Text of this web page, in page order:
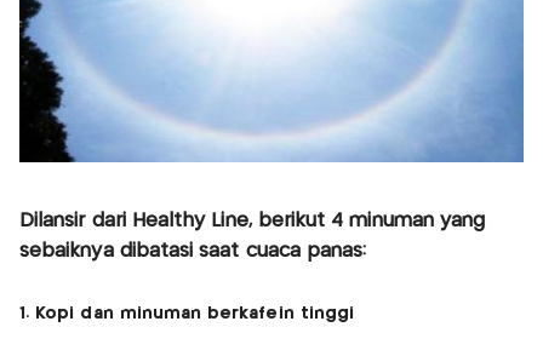
Dilansir dari Healthy Line, berikut 4 minuman yang
sebaiknya dibatasi saat cuaca panas:
1. Kopi dan minuman berkafein tinggi